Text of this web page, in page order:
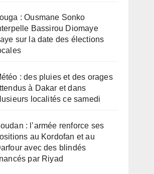
: Ousmane Sonko
Bassirou Diomaye
sur la date des élections
: des pluies et des orages
à Dakar et dans
localités ce samedi
: l’armée renforce ses
au Kordofan et au
avec des blindés
par Riyad